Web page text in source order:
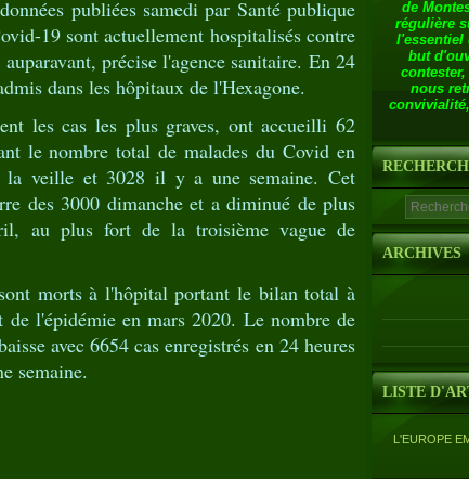
publiées samedi par Santé publique
19 sont actuellement hospitalisés contre
précise l'agence sanitaire. En 24
dans les hôpitaux de l'Hexagone.
les cas les plus graves, ont accueilli 62
le nombre total de malades du Covid en
la veille et 3028 il y a une semaine. Cet
des 3000 dimanche et a diminué de plus
au plus fort de la troisième vague de
morts à l'hôpital portant le bilan total à
l'épidémie en mars 2020. Le nombre de
avec 6654 cas enregistrés en 24 heures
semaine.
de
régulière
l'essentiel
but
nous
ARCHIVES
LISTE
L'EUROPE